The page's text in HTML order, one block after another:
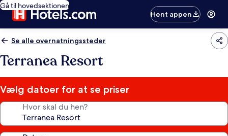
Gå til hovedsektionen
Hent appen
Se alle overnatningssteder
Terranea Resort
Vælg datoer for at se priser
Hvor skal du hen?